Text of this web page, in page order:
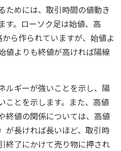
ためには、取引時間の値動き
す。ローソク足は始値、高
ら作られていますが、始値よ
値よりも終値が高ければ陽線
ルギーが強いことを示し、陽
ことを示します。また、高値
終値の関係については、高値
が長ければ長いほど、取引時
終了にかけて売り物に押され